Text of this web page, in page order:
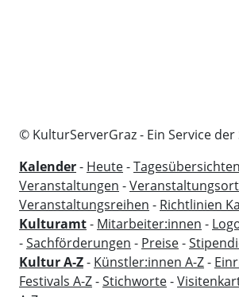
© KulturServerGraz - Ein Service der
Kalender- Heute-Tagesübersichten
Veranstaltungen -
Veranstaltungsreihen - Richtlinien
Kulturamt- Mitarbeiter:innen -
-Sachförderungen - Preise-
Kultur A-Z- Künstler:innen A-Z-
Festivals A-Z-Stichworte-